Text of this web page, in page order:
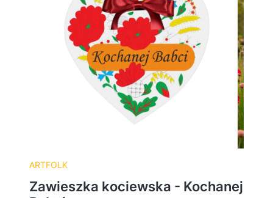
ARTFOLK
Zawieszka kociewska - Kochanej